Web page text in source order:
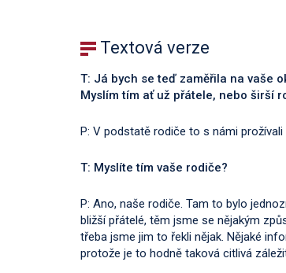
Textová verze
T: Já bych se teď zaměřila na vaše
Myslím tím ať už přátele, nebo širší
P: V podstatě rodiče to s námi prožívali
T: Myslíte tím vaše rodiče?
P: Ano, naše rodiče. Tam to bylo
bližší přátelé, těm jsme se nějakým
třeba jsme jim to řekli nějak. Nějaké
protože je to hodně taková citlivá